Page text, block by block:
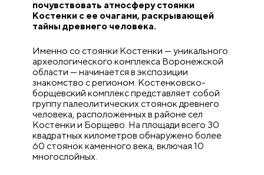
почувствовать атмосферу стоянки
Костенки с ее очагами, раскрывающей
тайны древнего человека.
Именно со стоянки Костенки — уникального
археологического комплекса Воронежской
области — начинается в экспозиции
знакомство с регионом. Костенковско-
борщевский комплекс представляет собой
группу палеолитических стоянок древнего
человека, расположенных в районе сел
Костенки и Борщево. На площади всего 30
квадратных километров обнаружено более
60 стоянок каменного века, включая 10
многослойных.